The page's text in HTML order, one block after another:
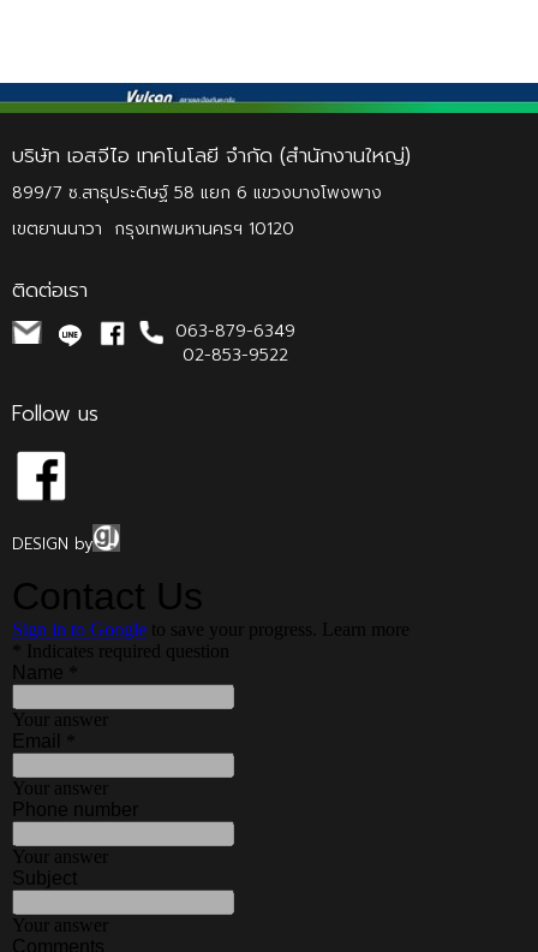
บริษัท เอสจีไอ เทคโนโลยี จำกัด (สำนักงานใหญ่)
899/7 ซ.สาธุประดิษฐ์ 58 แยก 6 แขวงบางโพงพาง
เขตยานนาวา กรุงเทพมหานครฯ 10120​
ติดต่อเรา
063-879-6349
02-853-9522
Follow us
DESIGN by